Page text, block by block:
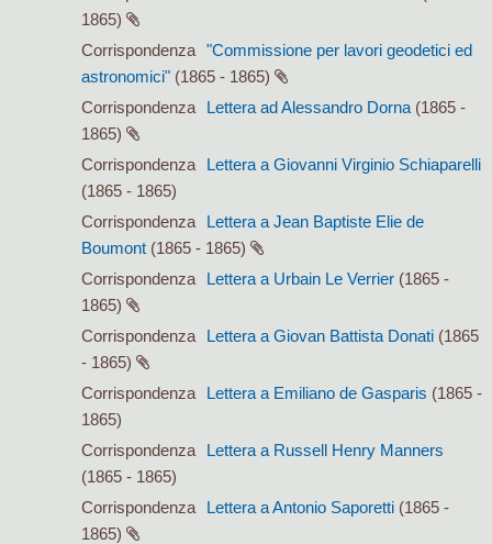
1865)
Corrispondenza
"Commissione per lavori geodetici ed
astronomici" (1865 - 1865)
Corrispondenza
Lettera ad Alessandro Dorna (1865 -
1865)
Corrispondenza
Lettera a Giovanni Virginio Schiaparelli
(1865 - 1865)
Corrispondenza
Lettera a Jean Baptiste Elie de
Boumont (1865 - 1865)
Corrispondenza
Lettera a Urbain Le Verrier (1865 -
1865)
Corrispondenza
Lettera a Giovan Battista Donati (1865
- 1865)
Corrispondenza
Lettera a Emiliano de Gasparis (1865 -
1865)
Corrispondenza
Lettera a Russell Henry Manners
(1865 - 1865)
Corrispondenza
Lettera a Antonio Saporetti (1865 -
1865)